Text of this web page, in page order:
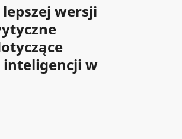
wersji
inteligencji w